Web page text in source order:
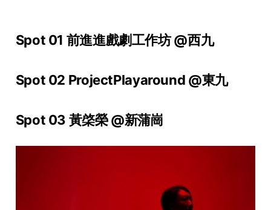
Spot 01 前進進戲劇工作坊 @西九
Spot 02 ProjectPlayaround @東九
Spot 03 黃棨榮 @新蒲崗